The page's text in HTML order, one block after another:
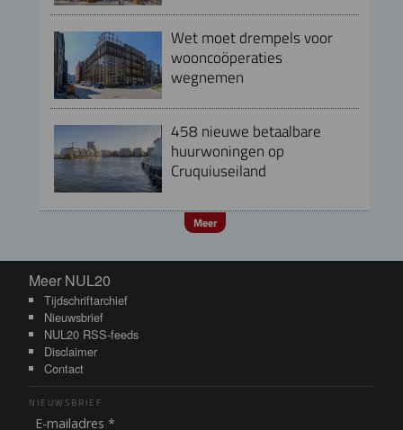
Wet moet drempels voor
wooncoöperaties
wegnemen
458 nieuwe betaalbare
huurwoningen op
Cruquiuseiland
Meer
Meer NUL20
Meer NUL20
Tijdschriftarchief
Nieuwsbrief
NUL20 RSS-feeds
Disclaimer
Contact
NIEUWSBRIEF
E-mailadres *